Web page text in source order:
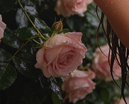
VOBC01013